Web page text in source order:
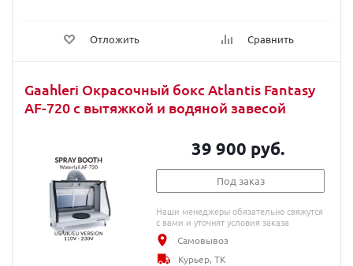
Отложить Сравнить
Gaahleri Окрасочный бокс Atlantis Fantasy
AF-720 с вытяжкой и водяной завесой
39 900 руб.
Под заказ
Наши менеджеры обязательно свяжутся
с вами и уточнят условия заказа
Самовывоз
Курьер, ТК